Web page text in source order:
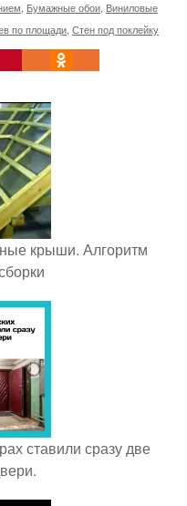
Бумажные обои Виниловые
по площади Стен под поклейку
крыши. Алгоритм
ставили сразу две